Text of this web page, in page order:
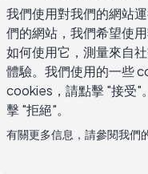
成和渠道推广中工
现成模板、个性化
实对话的后续行动。
合作伙伴关系
子邮件有何不
我們使用對我們的網站
們的網站，我們希望使
如何使用它，測量來自
體驗。我們使用的一些
cookies，請點擊 "接受"
擊 "拒絕"。
有關更多信息，請參閱我們